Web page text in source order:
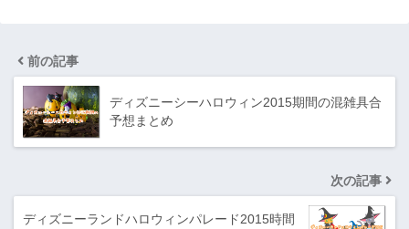
前の記事
ディズニーシーハロウィン2015期間の混雑具合
予想まとめ
次の記事
ディズニーランドハロウィンパレード2015時間